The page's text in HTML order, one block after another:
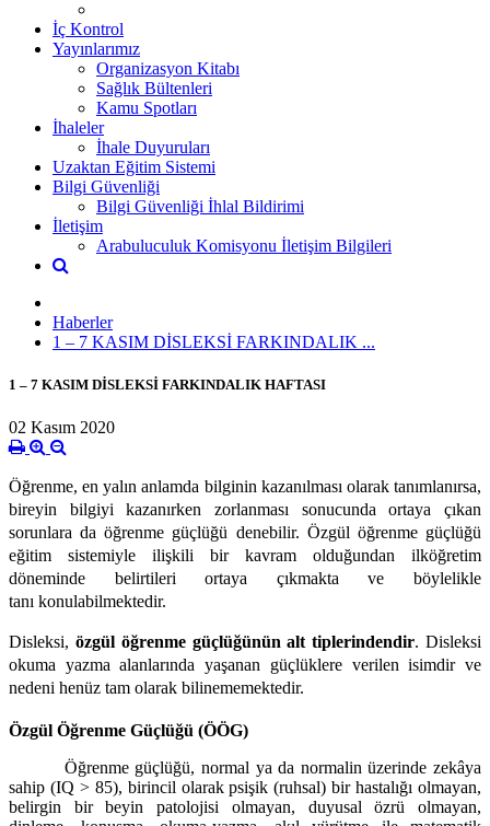
İç Kontrol
Yayınlarımız
Organizasyon Kitabı
Sağlık Bültenleri
Kamu Spotları
İhaleler
İhale Duyuruları
Uzaktan Eğitim Sistemi
Bilgi Güvenliği
Bilgi Güvenliği İhlal Bildirimi
İletişim
Arabuluculuk Komisyonu İletişim Bilgileri
Haberler
1 – 7 KASIM DİSLEKSİ FARKINDALIK ...
1 – 7 KASIM DİSLEKSİ FARKINDALIK HAFTASI
02 Kasım 2020
Öğrenme, en yalın anlamda bilginin kazanılması olarak tanımlanırsa,
bireyin bilgiyi kazanırken zorlanması sonucunda ortaya çıkan
sorunlara da öğrenme güçlüğü denebilir. Özgül öğrenme güçlüğü
eğitim sistemiyle ilişkili bir kavram olduğundan ilköğretim
döneminde belirtileri ortaya çıkmakta ve böylelikle
tanı konulabilmektedir.
Disleksi, özgül öğrenme güçlüğünün alt tiplerindendir. Disleksi
okuma yazma alanlarında yaşanan güçlüklere verilen isimdir ve
nedeni henüz tam olarak bilinememektedir.
Özgül Öğrenme Güçlüğü (ÖÖG)
Öğrenme güçlüğü, normal ya da normalin üzerinde zekâya
sahip (IQ > 85), birincil olarak psişik (ruhsal) bir hastalığı olmayan,
belirgin bir beyin patolojisi olmayan, duyusal özrü olmayan,